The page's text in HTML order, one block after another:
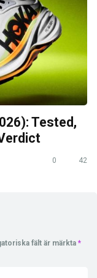
Tested,
0 42
fält är märkta *